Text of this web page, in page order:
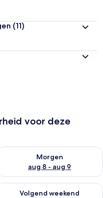
(11)
voor deze
vanavond aug 7 - aug 8
Morgen
aug 8 - aug 9
beschikbaarheid
dit weekend aug 7 -
Volgend weekend
beschikbaarheid